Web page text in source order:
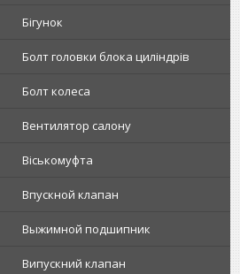
Бігунок
Болт головки блока циліндрів
Болт колеса
Вентилятор салону
Віськомуфта
Впускной клапан
Выжимной подшипник
Випускний клапан